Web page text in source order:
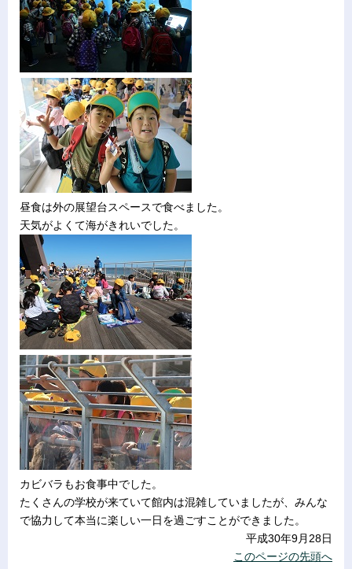
昼食は外の展望台スペースで食べました。
天気がよくて海がきれいでした。
カビバラもお食事中でした。
たくさんの学校が来ていて館内は混雑していましたが、みんな
で協力して本当に楽しい一日を過ごすことができました。
平成30年9月28日
このページの先頭へ